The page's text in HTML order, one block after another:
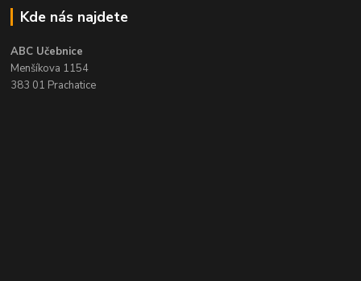
Kde nás najdete
ABC Učebnice
Menšíkova 1154
383 01 Prachatice